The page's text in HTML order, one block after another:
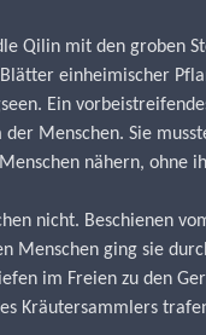
Qilin mit den groben
einheimischer
Ein
Menschen. Sie
nähern, ohne
nicht. Beschienen
Menschen ging sie
im Freien zu den
Kräutersammlers